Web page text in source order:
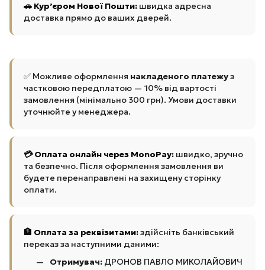
🚗 Кур’єром Нової Пошти: швидка адресна
доставка прямо до ваших дверей.
✅ Можливе оформлення накладеного платежуз
частковою передплатою — 10% від вартості
замовлення (мінімально 300 грн). Умови доставки
уточнюйте у менеджера.
💳 Оплата онлайн через MonoPay: швидко, зручно
та безпечно. Після оформлення замовлення ви
будете перенаправлені на захищену сторінку
оплати.
🏦 Оплата за реквізитами:здійсніть банківський
переказ за наступними даними:
Отримувач: ДРОНОВ ПАВЛО МИКОЛАЙОВИЧ